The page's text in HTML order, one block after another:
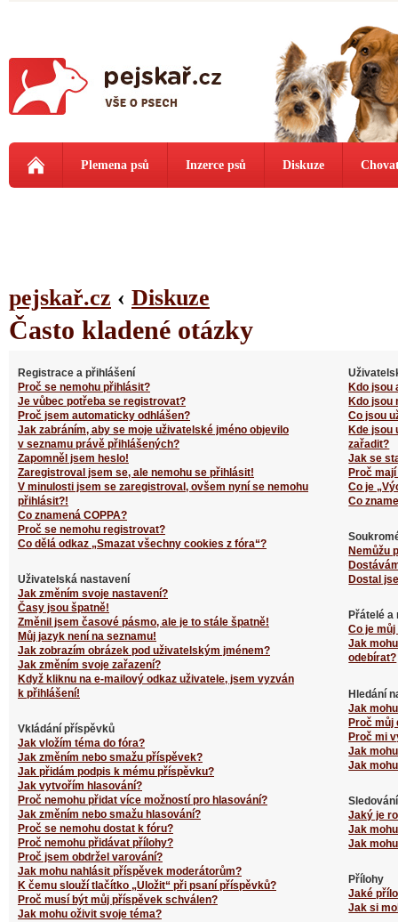
Plemena psů Inzerce psů Diskuze
pejskař.cz ‹ Diskuze
Často kladené otázky
Registrace a přihlášení
Proč se nemohu přihlásit?
Je vůbec potřeba se registrovat?
Proč jsem automaticky odhlášen?
Jak zabráním, aby se moje uživatelské jméno objevilo
v seznamu právě přihlášených?
Zapomněl jsem heslo!
Zaregistroval jsem se, ale nemohu se přihlásit!
V minulosti jsem se zaregistroval, ovšem nyní se nemohu
přihlásit?!
Co znamená COPPA?
Proč se nemohu registrovat?
Co dělá odkaz „Smazat všechny cookies z fóra“?
Uživatelská nastavení
Jak změním svoje nastavení?
Časy jsou špatně!
Změnil jsem časové pásmo, ale je to stále špatně!
Můj jazyk není na seznamu!
Jak zobrazím obrázek pod uživatelským jménem?
Jak změním svoje zařazení?
Když kliknu na e-mailový odkaz uživatele, jsem vyzván
k přihlášení!
Vkládání příspěvků
Jak vložím téma do fóra?
Jak změním nebo smažu příspěvek?
Jak přidám podpis k mému příspěvku?
Jak vytvořím hlasování?
Proč nemohu přidat více možností pro hlasování?
Jak změním nebo smažu hlasování?
Proč se nemohu dostat k fóru?
Proč nemohu přidávat přílohy?
Proč jsem obdržel varování?
Jak mohu nahlásit příspěvek moderátorům?
K čemu slouží tlačítko „Uložit“ při psaní příspěvků?
Proč musí být můj příspěvek schválen?
Jak mohu oživit svoje téma?
Kdo jsou
Kdo jsou
Co jsou
Kde jsou
zařadit?
Jak se
Proč
Co je
Co
Nemůžu
Dostal
Přátelé a
Co je
Jak
odebírat?
Hledání
Jak
Proč můj
Proč mi
Jak
Jak
Jaký je
Jak
Jak
Přílohy
Jaké
Jak si